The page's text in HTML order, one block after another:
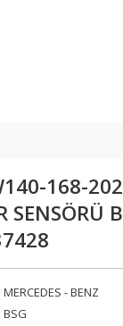
168-
SENSÖRÜ
MERCEDES - BENZ
BSG